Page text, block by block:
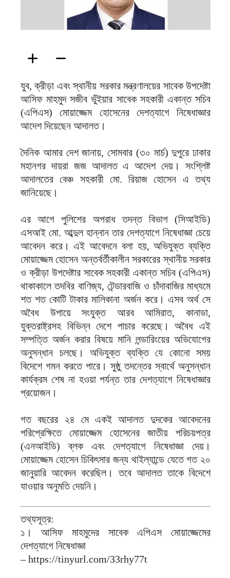
যুব, ক্রীড়া এবং স্থানীয় সরকার মন্ত্রণালয়ের সাবেক উপদেষ্টা
আসিফ মাহমুদ সজীব ভুঁইয়ার সাবেক সহকারী একান্ত সচিব
(এপিএস) মোয়াজ্জেম হোসেনের দেশত্যাগে নিষেধাজ্ঞার
আদেশ দিয়েছেন আদালত।
দৈনিক আমার দেশ জানায়, সোমবার (৩০ মার্চ) দুপুরে ঢাকার
মহানগর দায়রা জজ আদালত এ আদেশ দেয়। সংশ্লিষ্ট
আদালতের বেঞ্চ সহকারী মো. রিয়াজ হোসেন এ তথ্য
জানিয়েছে।
এর আগে পুলিশের অপরাধ তদন্ত বিভাগ (সিআইডি)
এসআই মো. আব্দুল হান্নান তার দেশত্যাগে নিষেধাজ্ঞা চেয়ে
আবেদন করে। এই আবেদনে বলা হয়, অভিযুক্ত ব্যক্তি
মোয়াজ্জেম হোসেন অন্তর্বর্তীকালীন সরকারের স্থানীয় সরকার
ও ক্রীড়া উপদেষ্টার সাবেক সহকারী একান্ত সচিব (এপিএস)
থাকাকালে তদবির বাণিজ্য, টেন্ডারবাজি ও চাঁদাবাজির মাধ্যমে
শত শত কোটি টাকার মালিকানা অর্জন করে। এসব অর্থ সে
অবৈধ উপায়ে সংযুক্ত আরব আমিরাত, কানাডা,
যুক্তরাষ্ট্রসহ বিভিন্ন দেশে পাচার করেছে। অবৈধ এই
সম্পত্তি অর্জন করার বিষয়ে মানি লন্ডারিংয়ের অভিযোগের
অনুসন্ধান চলছে। অভিযুক্ত ব্যক্তি যে কোনো সময়
বিদেশে গমন করতে পারে। সুষ্ঠু তদন্তের স্বার্থে অনুসন্ধান
কার্যক্রম শেষ না হওয়া পর্যন্ত তার দেশত্যাগে নিষেধাজ্ঞার
প্রয়োজন।
গত বছরের ২৪ মে একই আদালত দুদকের আবেদনের
পরিপ্রেক্ষিতে মোয়াজ্জেম হোসেনের জাতীয় পরিচয়পত্র
(এনআইডি) ব্লক এবং দেশত্যাগে নিষেধাজ্ঞা দেয়।
মোয়াজ্জেম হোসেন চিকিৎসার জন্য থাইল্যান্ডে যেতে গত ২০
জানুয়ারি আবেদন করেছিল। তবে আদালত তাকে বিদেশে
যাওয়ার অনুমতি দেয়নি।
তথ্যসূত্র:
১। আসিফ মাহমুদের সাবেক এপিএস মোয়াজ্জেমের
দেশত্যাগে নিষেধাজ্ঞা
– https://tinyurl.com/33rhy77t